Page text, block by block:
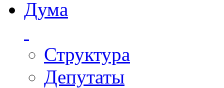
Дума
Структура
Депутаты